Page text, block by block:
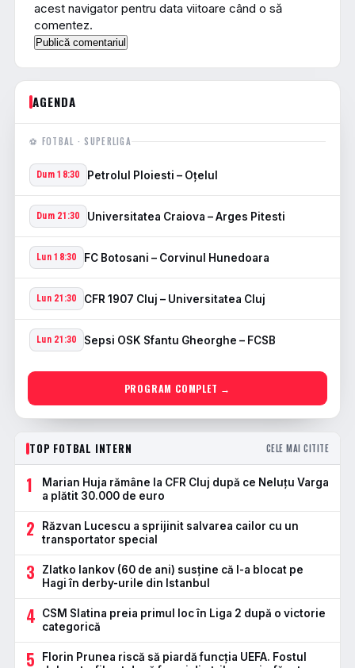
acest navigator pentru data viitoare când o să
comentez.
AGENDA
⚽ FOTBAL · SUPERLIGA
Dum 18:30 Petrolul Ploiesti – Oţelul
Dum 21:30 Universitatea Craiova – Arges Pitesti
Lun 18:30 FC Botosani – Corvinul Hunedoara
Lun 21:30 CFR 1907 Cluj – Universitatea Cluj
Lun 21:30 Sepsi OSK Sfantu Gheorghe – FCSB
PROGRAM COMPLET →
TOP FOTBAL INTERN CELE MAI CITITE
1
Marian Huja rămâne la CFR Cluj după ce Neluțu Varga
a plătit 30.000 de euro
2
Răzvan Lucescu a sprijinit salvarea cailor cu un
transportator special
3
Zlatko Iankov (60 de ani) susține că l-a blocat pe
Hagi în derby-urile din Istanbul
4
CSM Slatina preia primul loc în Liga 2 după o victorie
categorică
5
Florin Prunea riscă să piardă funcția UEFA. Fostul